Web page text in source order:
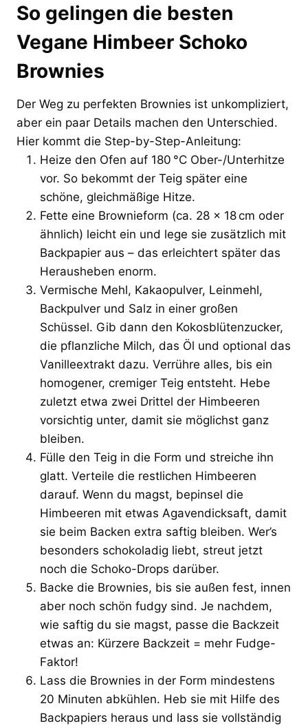
So gelingen die besten
Vegane Himbeer Schoko
Brownies
Der Weg zu perfekten Brownies ist unkompliziert,
aber ein paar Details machen den Unterschied.
Hier kommt die Step-by-Step-Anleitung:
Heize den Ofen auf 180 °C Ober-/Unterhitze
vor. So bekommt der Teig später eine
schöne, gleichmäßige Hitze.
Fette eine Brownieform (ca. 28 x 18 cm oder
ähnlich) leicht ein und lege sie zusätzlich mit
Backpapier aus – das erleichtert später das
Herausheben enorm.
Vermische Mehl, Kakaopulver, Leinmehl,
Backpulver und Salz in einer großen
Schüssel. Gib dann den Kokosblütenzucker,
die pflanzliche Milch, das Öl und optional das
Vanilleextrakt dazu. Verrühre alles, bis ein
homogener, cremiger Teig entsteht. Hebe
zuletzt etwa zwei Drittel der Himbeeren
vorsichtig unter, damit sie möglichst ganz
bleiben.
Fülle den Teig in die Form und streiche ihn
glatt. Verteile die restlichen Himbeeren
darauf. Wenn du magst, bepinsel die
Himbeeren mit etwas Agavendicksaft, damit
sie beim Backen extra saftig bleiben. Wer’s
besonders schokoladig liebt, streut jetzt
noch die Schoko-Drops darüber.
Backe die Brownies, bis sie außen fest, innen
aber noch schön fudgy sind. Je nachdem,
wie saftig du sie magst, passe die Backzeit
etwas an: Kürzere Backzeit = mehr Fudge-
Faktor!
Lass die Brownies in der Form mindestens
20 Minuten abkühlen. Heb sie mit Hilfe des
Backpapiers heraus und lass sie vollständig